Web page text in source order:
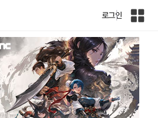
로그인
인
전
체
사
이
트